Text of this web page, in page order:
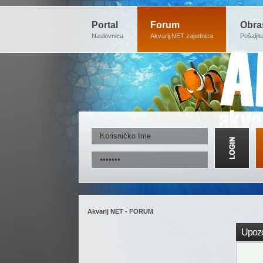
Portal
Naslovnica
Forum
Akvarij.NET zajednica
Akvarij NET - FORUM